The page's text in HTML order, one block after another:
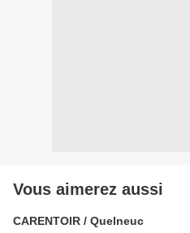
Vous aimerez aussi
CARENTOIR / Quelneuc